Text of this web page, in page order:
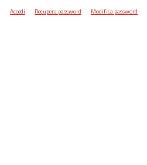
Accedi Recupera password Modifica password